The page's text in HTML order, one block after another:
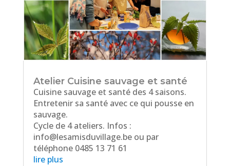
Atelier Cuisine sauvage et santé
Cuisine sauvage et santé des 4 saisons.
Entretenir sa santé avec ce qui pousse en
sauvage.
Cycle de 4 ateliers. Infos :
info@lesamisduvillage.be ou par
téléphone 0485 13 71 61
lire plus